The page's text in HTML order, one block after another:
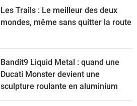
Les Trails : Le meilleur des deux
mondes, même sans quitter la route
Bandit9 Liquid Metal : quand une
Ducati Monster devient une
sculpture roulante en aluminium